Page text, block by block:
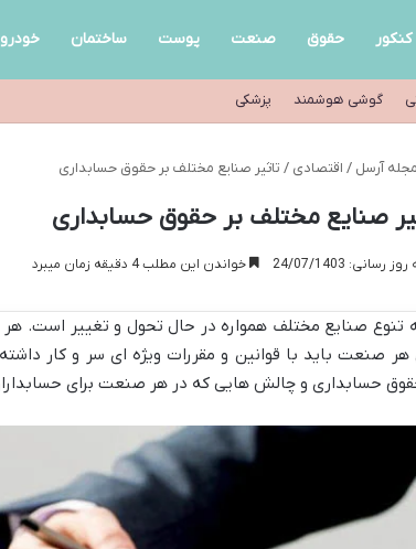
کنکور حقوق صنعت پوست ساختمان خودرو
گوشی هوشمند پزشکی
مجله آرسل / اقتصادی / تاثیر صنایع مختلف بر حقوق حسابداری
صنایع مختلف بر حقوق حسابداری
24/07/1403 خواندن این مطلب 4 دقیقه زمان میبرد
صنایع مختلف همواره در حال تحول و تغییر است. هر
صنعت باید با قوانین و مقررات ویژه ای سر و کار
حسابداری و چالش هایی که در هر صنعت برای